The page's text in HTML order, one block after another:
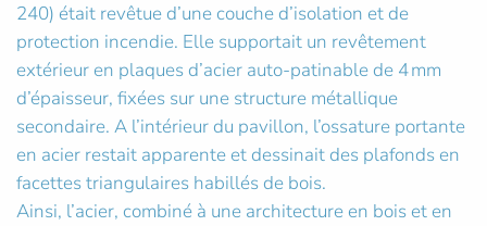
240) était revêtue d’une couche d’isolation et de
protection incendie. Elle supportait un revêtement
extérieur en plaques d’acier auto-patinable de 4 mm
d’épaisseur, fixées sur une structure métallique
secondaire. A l’intérieur du pavillon, l’ossature portante
en acier restait apparente et dessinait des plafonds en
facettes triangulaires habillés de bois.
Ainsi, l’acier, combiné à une architecture en bois et en